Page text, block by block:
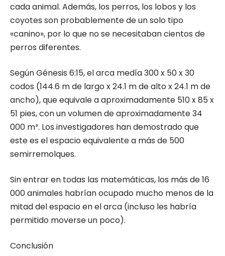
cada animal. Además, los perros, los lobos y los
coyotes son probablemente de un solo tipo
«canino», por lo que no se necesitaban cientos de
perros diferentes.
Según Génesis 6:15, el arca medía 300 x 50 x 30
codos (144.6 m de largo x 24.1 m de alto x 24.1 m de
ancho), que equivale a aproximadamente 510 x 85 x
51 pies, con un volumen de aproximadamente 34
000 m³. Los investigadores han demostrado que
este es el espacio equivalente a más de 500
semirremolques.
Sin entrar en todas las matemáticas, los más de 16
000 animales habrían ocupado mucho menos de la
mitad del espacio en el arca (incluso les habría
permitido moverse un poco).
Conclusión